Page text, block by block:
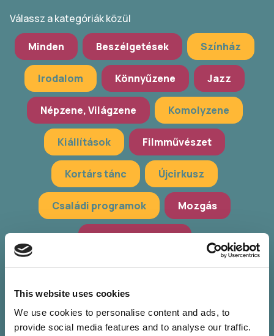
This website uses cookies
We use cookies to personalise content and ads, to
provide social media features and to analyse our traffic.
Válassz a kategóriák közül
Minden Beszélgetések Színház
Irodalom Könnyűzene Jazz
Népzene, Világzene Komolyzene
Kiállítások Filmművészet
Kortárs tánc Újcirkusz
Családi programok Mozgás
Hagyományőrzés
Workshop, előadások Zöld programok